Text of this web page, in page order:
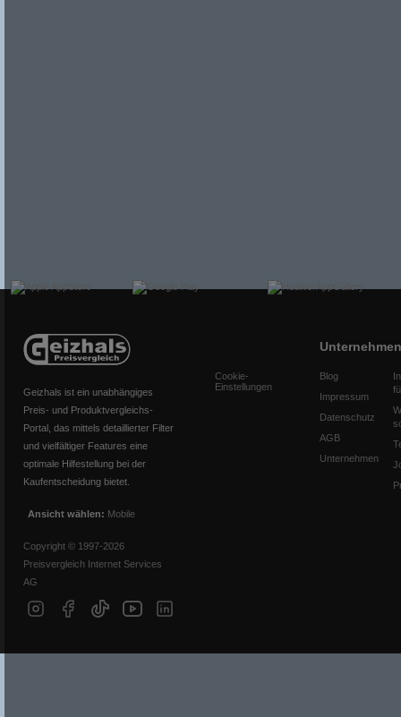
Geizhals ist ein unabhängiges
Preis- und Produktvergleichs-
Portal, das mittels detaillierter Filter
und vielfältiger Features eine
optimale Hilfestellung bei der
Kaufentscheidung bietet.
Ansicht wählen: Mobile
Copyright © 1997-2026
Preisvergleich Internet Services
AG
Cookie-
Einstellungen
Unternehmen
Blog
Impressum
Datenschutz
AGB
Unternehmen